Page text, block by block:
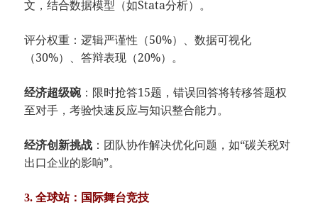
文，结合数据模型（如Stata分析）。
评分权重：逻辑严谨性（50%）、数据可视化
（30%）、答辩表现（20%）。
​经济超级碗​​：限时抢答15题，错误回答将转移答题权
至对手，考验快速反应与知识整合能力。
​经济创新挑战​ ​：团队协作解决优化问题，如“碳关税对
出口企业的影响”。
​3. 全球站：国际舞台竞技​